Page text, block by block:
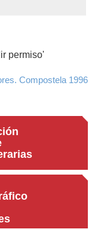
permiso'
Compostela 1996